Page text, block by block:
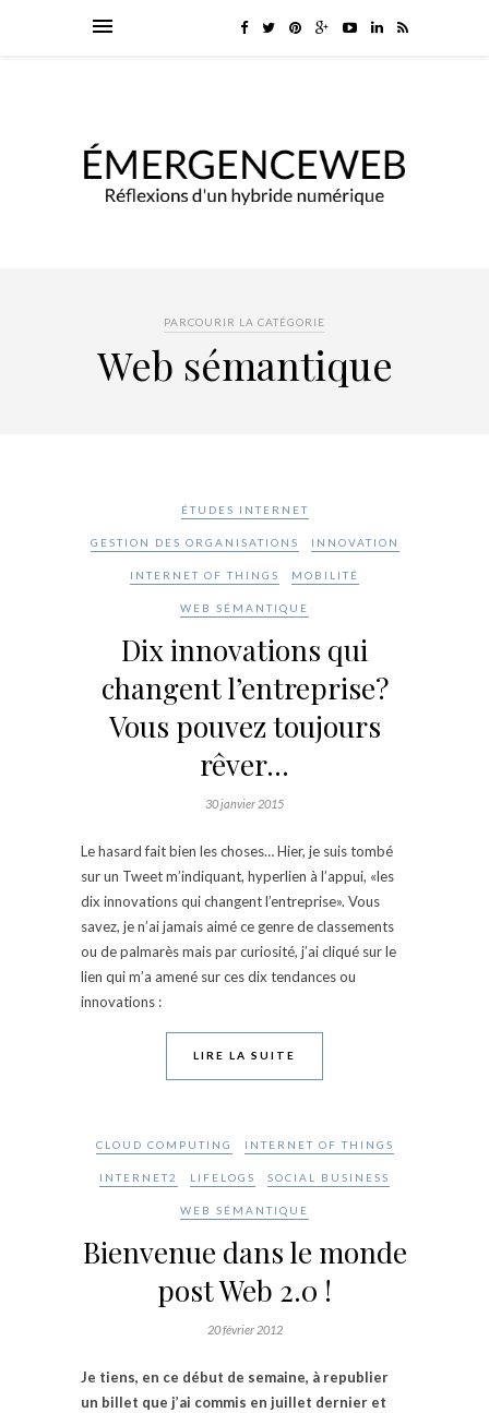
PARCOURIR LA CATÉGORIE
Web sémantique
ÉTUDES INTERNET
GESTION DES ORGANISATIONS INNOVATION
INTERNET OF THINGS MOBILITÉ
WEB SÉMANTIQUE
Dix innovations qui
changent l’entreprise?
Vous pouvez toujours
rêver…
30 janvier 2015
Le hasard fait bien les choses… Hier, je suis tombé
sur un Tweet m’indiquant, hyperlien à l’appui, «les
dix innovations qui changent l’entreprise». Vous
savez, je n’ai jamais aimé ce genre de classements
ou de palmarès mais par curiosité, j’ai cliqué sur le
lien qui m’a amené sur ces dix tendances ou
innovations :
LIRE LA SUITE
CLOUD COMPUTING INTERNET OF THINGS
INTERNET2 LIFELOGS SOCIAL BUSINESS
WEB SÉMANTIQUE
Bienvenue dans le monde
post Web 2.0 !
20 février 2012
Je tiens, en ce début de semaine, à republier
un billet que j’ai commis en juillet dernier et